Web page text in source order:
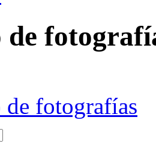
de
de fotografías